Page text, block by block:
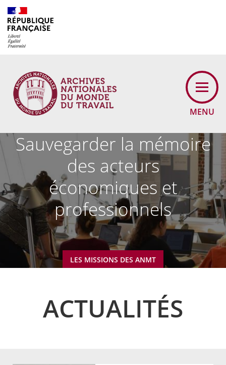
MENU
Sauvegarder la mémoire
des acteurs
économiques et
professionnels
LES MISSIONS DES ANMT
ACTUALITÉS
Cookies management panel